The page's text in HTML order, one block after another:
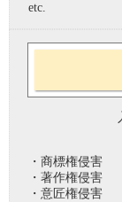
etc.
・商標権侵害
・著作権侵害
・意匠権侵害